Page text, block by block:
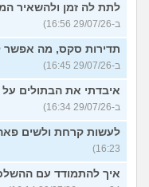
לתת לה זמן ולהשאיר
ב-29/07/26 16:56)
תדירות סקס, מה אפשר
ב-29/07/26 16:45)
איבדתי את הבתולים על
ב-29/07/26 16:34)
לעשות קרחת ולשים
16:23)
איך להתמודד עם